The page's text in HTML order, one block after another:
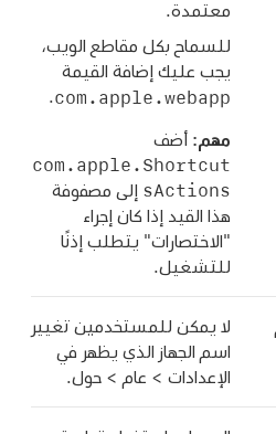
معتمدة.
للسماح بكل مقاطع الويب،
يجب عليك إضافة القيمة
com.apple.webapp
.
مهم: أضف
com.apple.Shortcut
sActions إلى مصفوفة
هذا القيد إذا كان إجراء
"الاختصارات" يتطلب إذنًا
للتشغيل.
لا يمكن للمستخدمين تغيير
اسم الجهاز الذي يظهر في
الإعدادات > عام > حول.